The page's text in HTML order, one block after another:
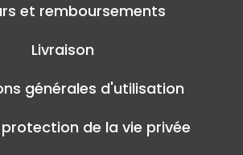
et remboursements
Livraison
générales d'utilisation
de la vie privée